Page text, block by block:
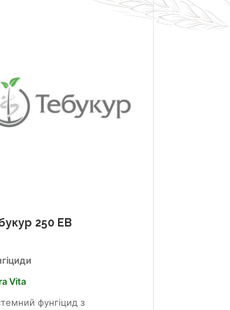
250 ЕВ
Vita
фунгіцид з